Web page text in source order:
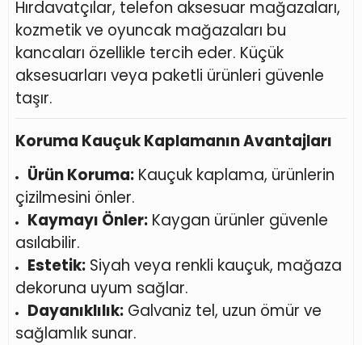
Hırdavatçılar, telefon aksesuar mağazaları,
kozmetik ve oyuncak mağazaları bu
kancaları özellikle tercih eder. Küçük
aksesuarları veya paketli ürünleri güvenle
taşır.
Koruma Kauçuk Kaplamanın Avantajları
Ürün Koruma: Kauçuk kaplama, ürünlerin
çizilmesini önler.
Kaymayı Önler: Kaygan ürünler güvenle
asılabilir.
Estetik: Siyah veya renkli kauçuk, mağaza
dekoruna uyum sağlar.
Dayanıklılık: Galvaniz tel, uzun ömür ve
sağlamlık sunar.